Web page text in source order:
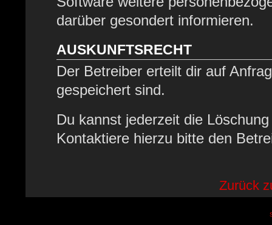
darüber gesondert informieren.
AUSKUNFTSRECHT
Der Betreiber erteilt dir auf
gespeichert sind.
Du kannst jederzeit die
Kontaktiere hierzu bitte den
Zurück